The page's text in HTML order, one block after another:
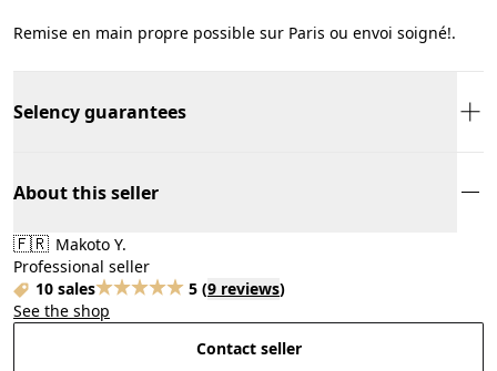
Remise en main propre possible sur Paris ou envoi soigné!.
Selency guarantees
About this seller
🇫🇷 Makoto Y.
Professional seller
10 sales
5 (9 reviews)
See the shop
Contact seller